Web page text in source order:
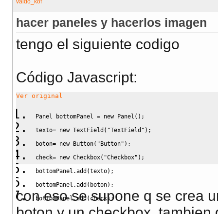
hacer paneles y hacerlos imagen
tengo el siguiente codigo
Código Javascript:
Ver original
Panel bottomPanel = new Panel ( ) ;
texto= new TextField ( "TextField" ) ;
boton= new Button( "Button" ) ;
check= new Checkbox( "Checkbox" ) ;
bottomPanel.add (texto) ;
bottomPanel.add ( boton) ;
bottomPanel.add( check );
con eso se supone q se crea